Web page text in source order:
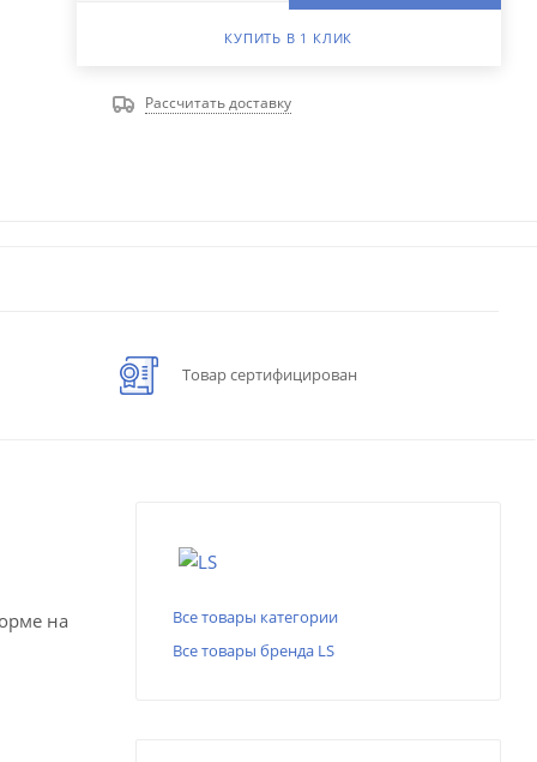
КУПИТЬ В 1 КЛИК
Рассчитать доставку
Товар сертифицирован
на
Все товары категории
Все товары бренда LS